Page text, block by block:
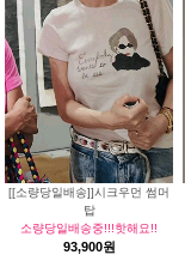
[[소량당일배송]]시크우먼 썸머
탑
소량당일배송중!!!핫해요!!
93,900원